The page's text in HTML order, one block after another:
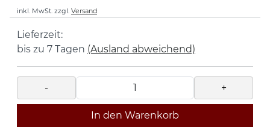
inkl. MwSt. zzgl. Versand
Lieferzeit:
bis zu 7 Tagen (Ausland abweichend)
- +
In den Warenkorb